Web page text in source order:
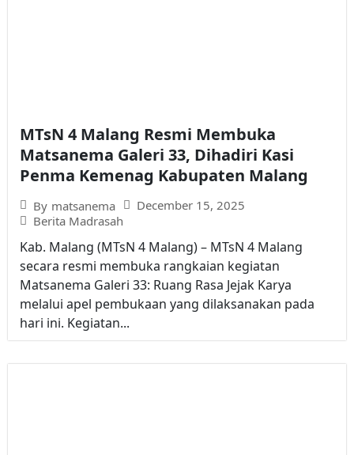
MTsN 4 Malang Resmi Membuka
Matsanema Galeri 33, Dihadiri Kasi
Penma Kemenag Kabupaten Malang
By matsanema
December 15, 2025
Berita Madrasah
Kab. Malang (MTsN 4 Malang) – MTsN 4 Malang
secara resmi membuka rangkaian kegiatan
Matsanema Galeri 33: Ruang Rasa Jejak Karya
melalui apel pembukaan yang dilaksanakan pada
hari ini. Kegiatan...